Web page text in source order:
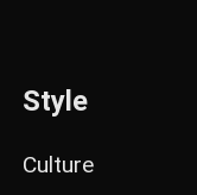
Style
Culture